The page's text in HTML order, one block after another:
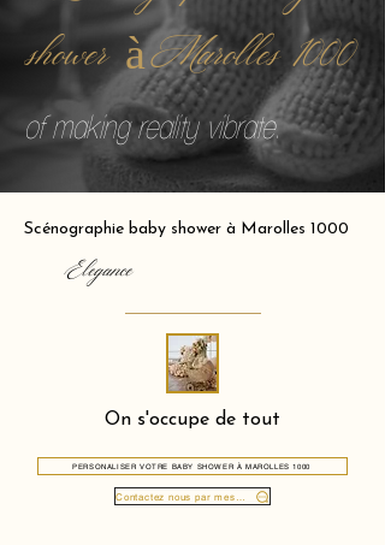
shower à Marolles 1000
of making reality vibrate.
Scénographie baby shower à Marolles 1000
Elegance
On s'occupe de tout
PERSONALISER VOTRE BABY SHOWER À MAROLLES 1000